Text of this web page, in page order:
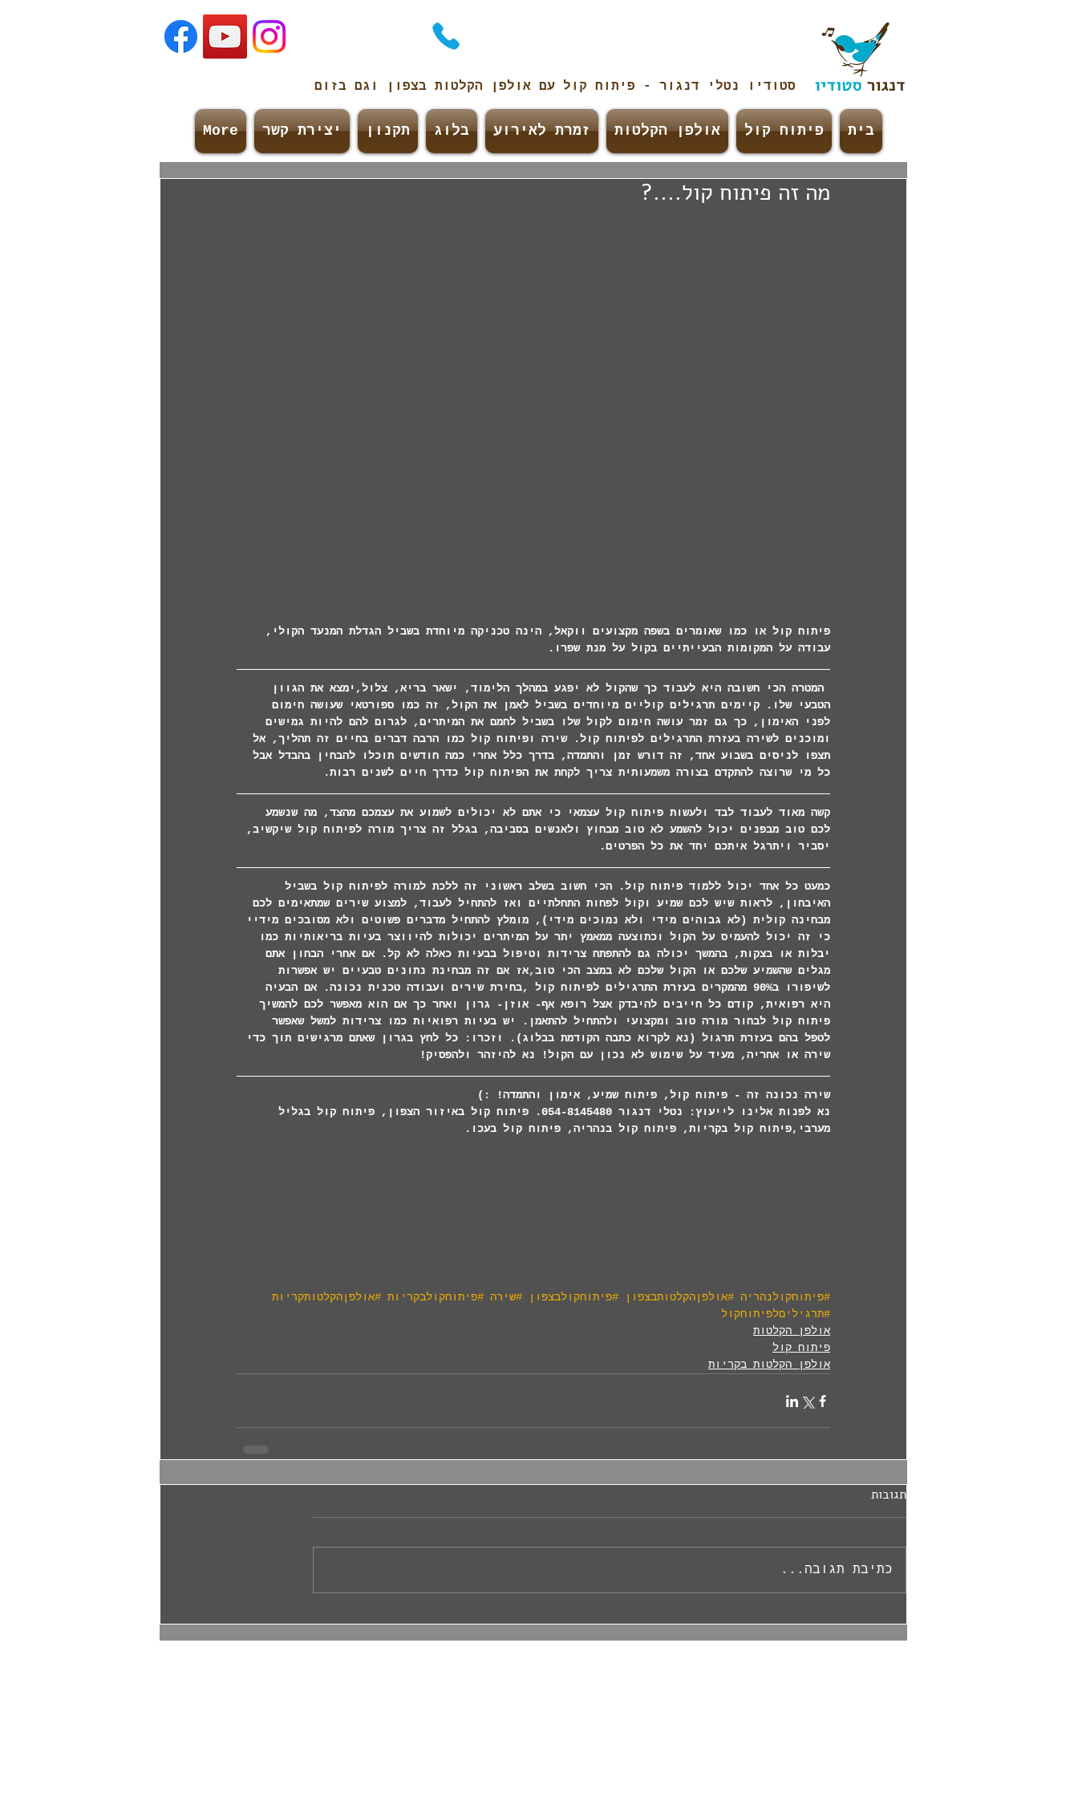
סטודיו נטלי דנגור - פיתוח קול עם אולפן הקלטות בצפון וגם בזום
בית פיתוח קול אולפן הקלטות זמרת לאירוע בלוג תקנון יצירת קשר More
מה זה פיתוח קול....?
פיתוח קול או כמו שאומרים בשפה מקצועים ווקאל, הינה טכניקה מיוחדת בשביל הגדלת המנעד הקולי,
עבודה על המקומות הבעייתיים בקול על מנת שפרו.
המטרה הכי חשובה היא לעבוד כך שהקול לא יפגע במהלך הלימוד, ישאר בריא, צלול,ימצא את הגוון
הטבעי שלו. קיימים תרגילים קוליים מיוחדים בשביל לאמן את הקול, זה כמו ספורטאי שעושה חימום
לפני האימון, כך גם זמר עושה חימום לקול שלו בשביל לחמם את המיתרים, לגרום להם להיות גמישים
ומוכנים לשירה בעזרת התרגילים לפיתוח קול. שירה ופיתוח קול כמו הרבה דברים בחיים זה תהליך, אל
תצפו לניסים בשבוע אחד, זה דורש זמן והתמדה, בדרך כלל אחרי כמה חודשים תוכלו להבחין בהבדל אבל
כל מי שרוצה להתקדם בצורה משמעותית צריך לקחת את הפיתוח קול כדרך חיים לשנים רבות.
קשה מאוד לעבוד לבד ולעשות פיתוח קול עצמאי כי אתם לא יכולים לשמוע את עצמכם מהצד, מה שנשמע
לכם טוב מבפנים יכול להשמע לא טוב מבחוץ ולאנשים בסביבה, בגלל זה צריך מורה לפיתוח קול שיקשיב,
יסביר ויתרגל איתכם יחד את כל הפרטים.
כמעט כל אחד יכול ללמוד פיתוח קול. הכי חשוב בשלב ראשוני זה ללכת למורה לפיתוח קול בשביל
האיבחון, לראות שיש לכם שמיע וקול לפחות התחלתיים ואז להתחיל לעבוד, למצוע שירים שמתאימים לכם
מבחינה קולית (לא גבוהים מידי ולא נמוכים מידי), מומלץ להתחיל מדברים פשוטים ולא מסובכים מידיי
כי זה יכול להעמיס על הקול וכתוצעה ממאמץ יתר על המיתרים יכולות להיווצר בעיות בריאותיות כמו
יבלות או בצקות, בהמשך יכולה גם להתפתח צרידות וטיפול בבעיות כאלה לא קל. אם אחרי הבחון אתם
מגלים שהשמיע שלכם או הקול שלכם לא במצב הכי טוב,אז אם זה מבחינת נתונים טבעיים יש אפשרות
לשיפורו ב90% מהמקרים בעזרת התרגילים לפיתוח קול ,בחירת שירים ועבודה טכנית נכונה. אם הבעיה
היא רפואית, קודם כל חייבים להיבדק אצל רופא אף- אוזן- גרון ואחר כך אם הוא מאפשר לכם להמשיך
פיתוח קול לבחור מורה טוב ומקצועי ולהתחיל להתאמן. יש בעיות רפואיות כמו צרידות למשל שאפשר
לטפל בהם בעזרת תרגול (נא לקרוא כתבה הקודמת בבלוג). וזכרו: כל לחץ בגרון שאתם מרגישים תוך כדי
שירה או אחריה, מעיד על שימוש לא נכון עם הקול! נא להיזהר ולהפסיק!
שירה נכונה זה - פיתוח קול, פיתוח שמיע, אימון והתמדה! :)
נא לפנות אלינו לייעוץ: נטלי דנגור 054-8145480. פיתוח קול באיזור הצפון, פיתוח קול בגליל
מערבי,פיתוח קול בקריות, פיתוח קול בנהריה, פיתוח קול בעכו.
#פיתוחקולנהריה #אולפןהקלטותבצפון #פיתוחקולבצפון #שירה #פיתוחקולבקריות #אולפןהקלטותקריות
#תרגיליםלפיתוחקול
אולפן הקלטות
פיתוח קול
אולפן הקלטות בקריות
תגובות
כתיבת תגובה...